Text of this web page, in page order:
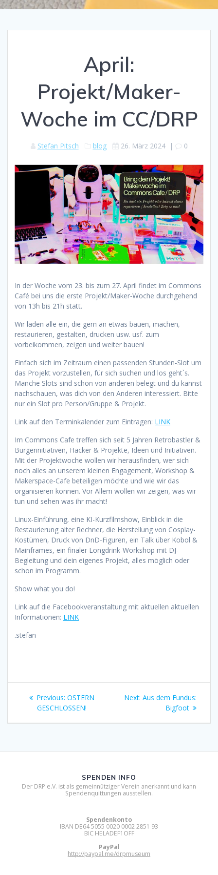
April:
Projekt/Maker-
Woche im CC/DRP
Stefan Pitsch blog 26. März 2024| 0
In der Woche vom 23. bis zum 27. April findet im Commons
Café bei uns die erste Projekt/Maker-Woche durchgehend
von 13h bis 21h statt.
Wir laden alle ein, die gern an etwas bauen, machen,
restaurieren, gestalten, drucken usw. usf. zum
vorbeikommen, zeigen und weiter bauen!
Einfach sich im Zeitraum einen passenden Stunden-Slot um
das Projekt vorzustellen, für sich suchen und los geht`s.
Manche Slots sind schon von anderen belegt und du kannst
nachschauen, was dich von den Anderen interessiert. Bitte
nur ein Slot pro Person/Gruppe & Projekt.
Link auf den Terminkalender zum Eintragen: LINK
Im Commons Cafe treffen sich seit 5 Jahren Retrobastler &
Bürgerinitiativen, Hacker & Projekte, Ideen und Initiativen.
Mit der Projektwoche wollen wir herausfinden, wer sich
noch alles an unserem kleinen Engagement, Workshop &
Makerspace-Cafe beteiligen möchte und wie wir das
organisieren können. Vor Allem wollen wir zeigen, was wir
tun und sehen was ihr macht!
Linux-Einführung, eine KI-Kurzfilmshow, Einblick in die
Restaurierung alter Rechner, die Herstellung von Cosplay-
Kostümen, Druck von DnD-Figuren, ein Talk über Kobol &
Mainframes, ein finaler Longdrink-Workshop mit DJ-
Begleitung und dein eigenes Projekt, alles möglich oder
schon im Programm.
Show what you do!
Link auf die Facebookveranstaltung mit aktuellen aktuellen
Informationen: LINK
.stefan
Beitragsnavigation
Previous: Previous
post:
OSTERN
GESCHLOSSEN!
Next: Next
Aus dem Fundus:
Bigfoot
SPENDEN INFO
Der DRP e.V. ist als gemeinnütziger Verein anerkannt und kann
Spendenquittungen ausstellen.
Spendenkonto
IBAN DE64 5055 0020 0002 2851 93
BIC HELADEF1OFF
PayPal
http://paypal.me/drpmuseum